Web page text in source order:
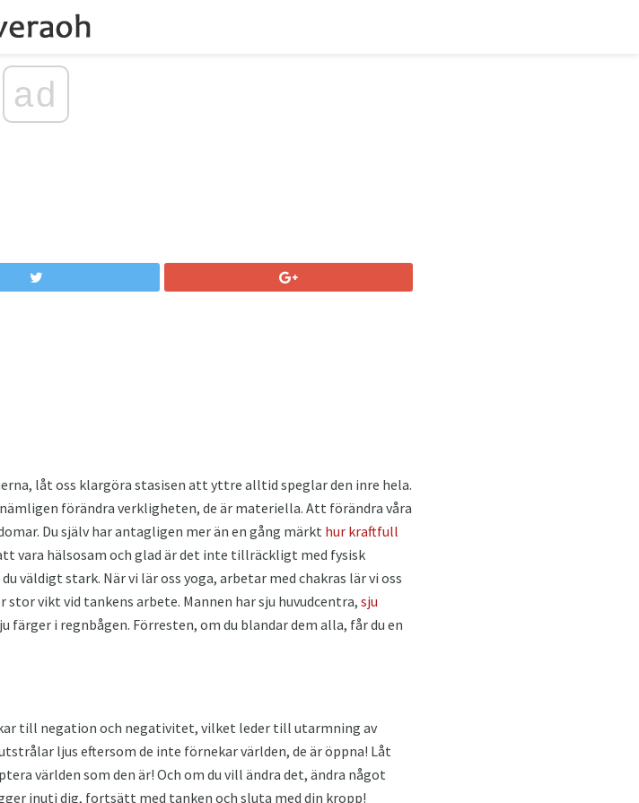
ad
låt oss klargöra stasisen att yttre alltid speglar den inre hela.
förändra verkligheten, de är materiella. Att förändra våra
Du själv har antagligen mer än en gång märkt hur kraftfull
vara hälsosam och glad är det inte tillräckligt med fysisk
väldigt stark. När vi lär oss yoga, arbetar med chakras lär vi oss
vikt vid tankens arbete. Mannen har sju huvudcentra, sju
färger i regnbågen. Förresten, om du blandar dem alla, får du en
till negation och negativitet, vilket leder till utarmning av
ljus eftersom de inte förnekar världen, de är öppna! Låt
världen som den är! Och om du vill ändra det, ändra något
inuti dig, fortsätt med tanken och sluta med din kropp!